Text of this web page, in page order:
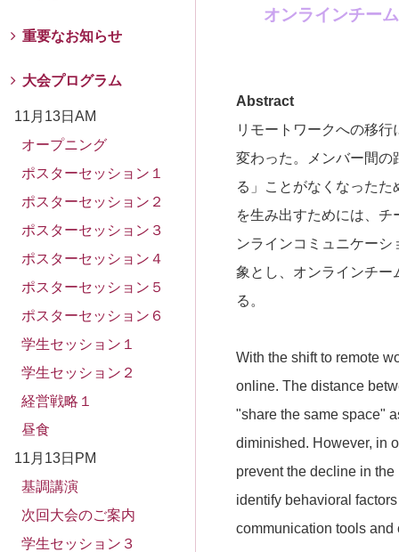
オンラインチー
Abstract
リモートワークへの移
変わった。メンバー間の
る」ことがなくなった
を生み出すためには、
ンラインコミュニケー
象とし、オンラインチー
る。
With the shift to remote
online. The distance
"share the same space"
diminished. However, in
prevent the decline in
identify behavioral
communication tools
重要なお知らせ
大会プログラム
11月13日AM
オープニング
ポスターセッション１
ポスターセッション２
ポスターセッション３
ポスターセッション４
ポスターセッション５
ポスターセッション６
学生セッション１
学生セッション２
経営戦略１
昼食
11月13日PM
基調講演
次回大会のご案内
学生セッション３